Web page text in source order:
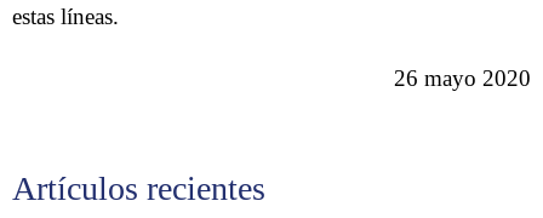
Artículos recientes
estas líneas.
26 mayo 2020